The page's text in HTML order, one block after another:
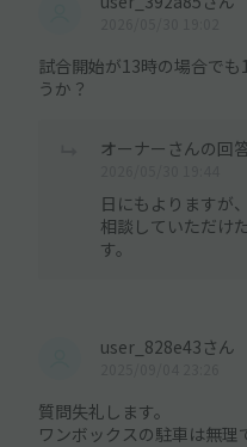
試合開始が13時の場合で
うか？
オーナーさんの回
日にもよりますが
相談していただけ
す。
user_828e43さん
質問失礼します。
ワンボックスの駐車は無理